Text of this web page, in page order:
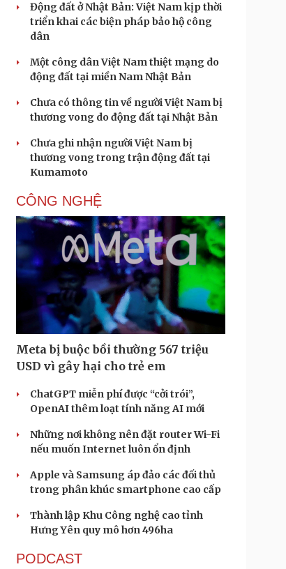
Động đất ở Nhật Bản: Việt Nam kịp thời
triển khai các biện pháp bảo hộ công
dân
Một công dân Việt Nam thiệt mạng do
động đất tại miền Nam Nhật Bản
Chưa có thông tin về người Việt Nam bị
thương vong do động đất tại Nhật Bản
Chưa ghi nhận người Việt Nam bị
thương vong trong trận động đất tại
Kumamoto
CÔNG NGHỆ
Meta bị buộc bồi thường 567 triệu
USD vì gây hại cho trẻ em
ChatGPT miễn phí được “cởi trói”,
OpenAI thêm loạt tính năng AI mới
Những nơi không nên đặt router Wi-Fi
nếu muốn Internet luôn ổn định
Apple và Samsung áp đảo các đối thủ
trong phân khúc smartphone cao cấp
Thành lập Khu Công nghệ cao tỉnh
Hưng Yên quy mô hơn 496ha
PODCAST